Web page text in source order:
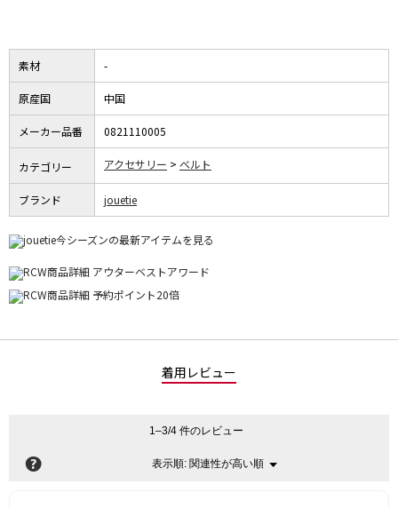
素材 -
原産国 中国
メーカー品番 0821110005
カテゴリー アクセサリー ベルト
ブランド jouetie
着用レビュー
1–3/4 件のレビュー
? 表示順: 関連性が高い順 ▼
メ